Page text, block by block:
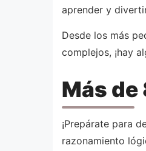
aprender y
Desde los más
complejos, ¡hay
Más
¡Prepárate para
razonamiento